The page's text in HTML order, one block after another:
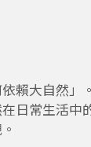
賴大自然
日常生活